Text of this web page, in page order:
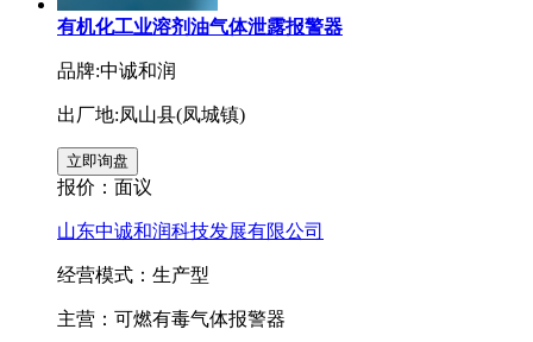
有机化工业溶剂油气体泄露报警器
品牌:中诚和润
出厂地:凤山县(凤城镇)
报价： 面议
山东中诚和润科技发展有限公司
经营模式：生产型
主营：可燃有毒气体报警器